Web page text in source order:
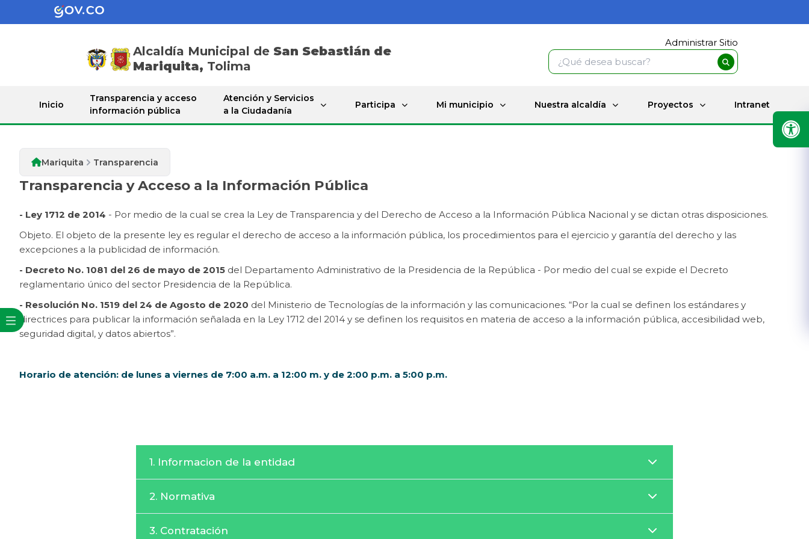
Alcaldía Municipal de San Sebastián de
Mariquita, Tolima
Administrar Sitio
Inicio
Transparencia y acceso
información pública
Atención y Servicios
a la Ciudadanía
Participa Mi municipio Nuestra alcaldía Proyectos Intranet
Transparencia
Mariquita Transparencia
Transparencia y Acceso a la Información Pública
- Ley 1712 de 2014 - Por medio de la cual se crea la Ley de Transparencia y del Derecho de Acceso a la Info​rmación Pública Nacional y se dictan otras disposiciones.
Objeto. El objeto de la presente ley es regular el derecho de acceso a la información pública, los procedimientos para el ejercicio y garantía del derecho y las
excepciones a la publicidad de información.
- Decreto No. 1081 del 26 de mayo de 2015 del Departamento Administrativo de la Presidencia de la República - Por medio del cual se expide el De​creto
reglamentario único del sector Presidencia de la República.
- Resolución No. 1519 del 24 de Agosto de 2020 del Ministerio de Tecnologías de la información y las comunicaciones. “Por la cual se definen los estándares y
directrices para publicar la información señalada en la Ley 1712 del 2014 y se definen los requisitos en materia de acceso a la información pública, accesibilidad web,
seguridad digital, y datos abiertos”.
Horario de atención: de lunes a viernes de 7:00 a.m. a 12:00 m. y de 2:00 p.m. a 5:00 p.m.
1. Informacion de la entidad
1.3 Mapas y cartas descriptivas de los procesos
2. Normativa
3. Contratación